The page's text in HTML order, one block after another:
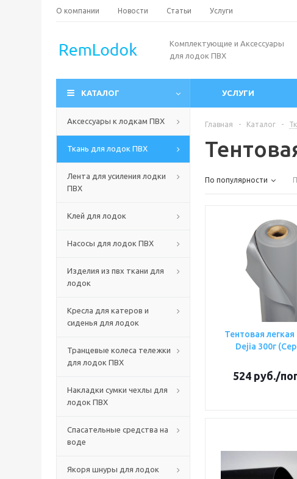
О компании Новости Статьи Услуги
Комплектующие и Аксессуары
для лодок ПВХ
КАТАЛОГ УСЛУГИ
Аксессуары к лодкам ПВХ
Ткань для лодок ПВХ
Лента для усиления лодки
ПВХ
Клей для лодок
Насосы для лодок ПВХ
Изделия из пвх ткани для
лодок
Кресла для катеров и
сиденья для лодок
Транцевые колеса тележки
для лодок ПВХ
Накладки сумки чехлы для
лодок ПВХ
Спасательные средства на
воде
Якоря шнуры для лодок
Главная - Каталог -
По популярности
Тентовая легкая
Dejia 300г
524 руб./